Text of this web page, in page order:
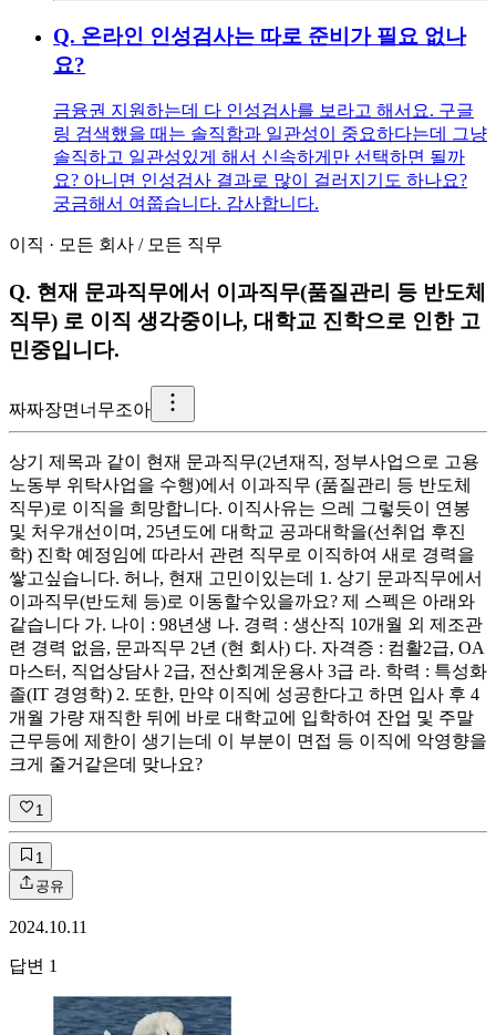
Q. 온라인 인성검사는 따로 준비가 필요 없나
요?
금융권 지원하는데 다 인성검사를 보라고 해서요. 구글
링 검색했을 때는 솔직함과 일관성이 중요하다는데 그냥
솔직하고 일관성있게 해서 신속하게만 선택하면 될까
요? 아니면 인성검사 결과로 많이 걸러지기도 하나요?
궁금해서 여쭙습니다. 감사합니다.
이직 · 모든 회사 / 모든 직무
Q. 현재 문과직무에서 이과직무(품질관리 등 반도체
직무) 로 이직 생각중이나, 대학교 진학으로 인한 고
민중입니다.
짜짜장면너무조아
상기 제목과 같이 현재 문과직무(2년재직, 정부사업으로 고용
노동부 위탁사업을 수행)에서 이과직무 (품질관리 등 반도체
직무)로 이직을 희망합니다. 이직사유는 으레 그렇듯이 연봉
및 처우개선이며, 25년도에 대학교 공과대학을(선취업 후진
학) 진학 예정임에 따라서 관련 직무로 이직하여 새로 경력을
쌓고싶습니다. 허나, 현재 고민이있는데 1. 상기 문과직무에서
이과직무(반도체 등)로 이동할수있을까요? 제 스펙은 아래와
같습니다 가. 나이 : 98년생 나. 경력 : 생산직 10개월 외 제조관
련 경력 없음, 문과직무 2년 (현 회사) 다. 자격증 : 컴활2급, OA
마스터, 직업상담사 2급, 전산회계운용사 3급 라. 학력 : 특성화
졸(IT 경영학) 2. 또한, 만약 이직에 성공한다고 하면 입사 후 4
개월 가량 재직한 뒤에 바로 대학교에 입학하여 잔업 및 주말
근무등에 제한이 생기는데 이 부분이 면접 등 이직에 악영향을
크게 줄거같은데 맞나요?
1
1
공유
2024.10.11
답변 1